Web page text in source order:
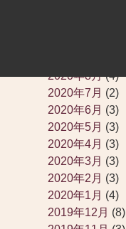
2020年8月(4)
2020年7月 (2)
2020年6月 (3)
2020年5月 (3)
2020年4月 (3)
2020年3月 (3)
2020年2月 (3)
2020年1月 (4)
2019年12月 (8)